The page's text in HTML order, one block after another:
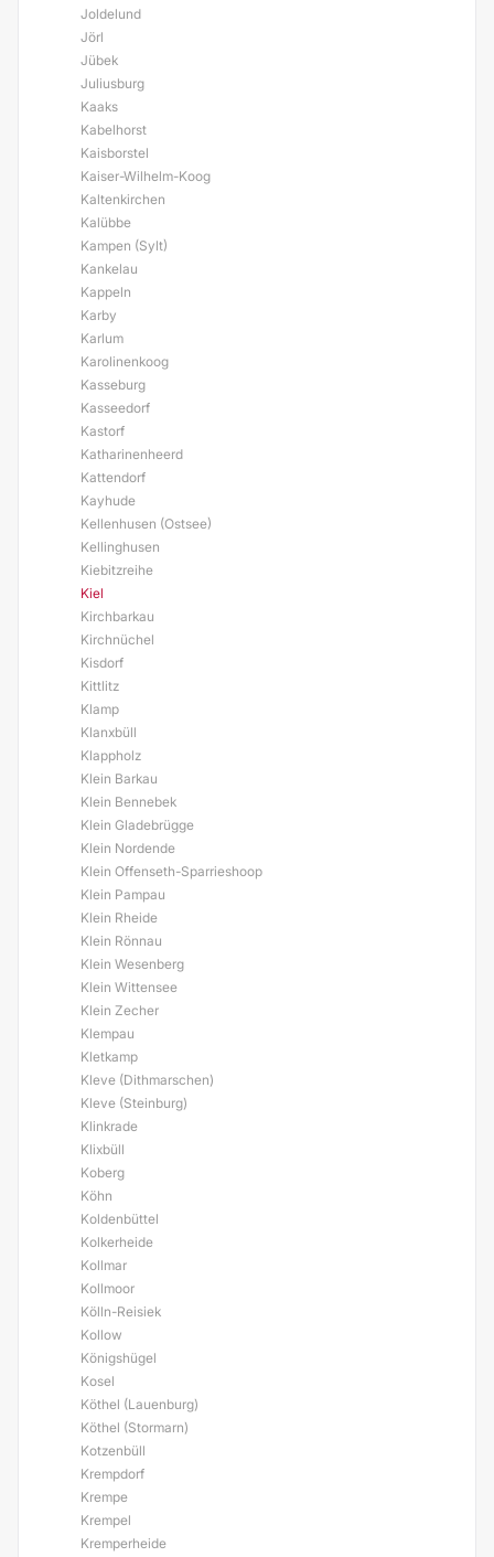
Joldelund
Jörl
Jübek
Juliusburg
Kaaks
Kabelhorst
Kaisborstel
Kaiser-Wilhelm-Koog
Kaltenkirchen
Kalübbe
Kampen (Sylt)
Kankelau
Kappeln
Karby
Karlum
Karolinenkoog
Kasseburg
Kasseedorf
Kastorf
Katharinenheerd
Kattendorf
Kayhude
Kellenhusen (Ostsee)
Kellinghusen
Kiebitzreihe
Kiel
Kirchbarkau
Kirchnüchel
Kisdorf
Kittlitz
Klamp
Klanxbüll
Klappholz
Klein Barkau
Klein Bennebek
Klein Gladebrügge
Klein Nordende
Klein Offenseth-Sparrieshoop
Klein Pampau
Klein Rheide
Klein Rönnau
Klein Wesenberg
Klein Wittensee
Klein Zecher
Klempau
Kletkamp
Kleve (Dithmarschen)
Kleve (Steinburg)
Klinkrade
Klixbüll
Koberg
Köhn
Koldenbüttel
Kolkerheide
Kollmar
Kollmoor
Kölln-Reisiek
Kollow
Königshügel
Kosel
Köthel (Lauenburg)
Köthel (Stormarn)
Kotzenbüll
Krempdorf
Krempe
Krempel
Kremperheide